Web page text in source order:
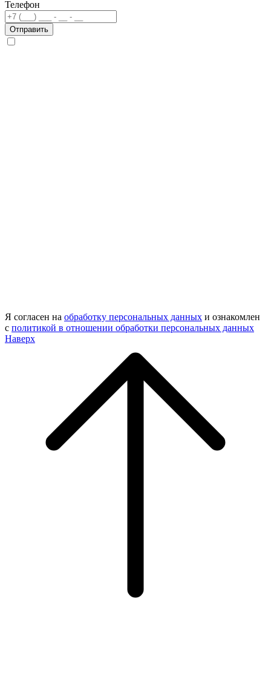
Телефон
Отправить
Я согласен на обработку персональных данных и ознакомлен
с политикой в отношении обработки персональных данных
Наверх